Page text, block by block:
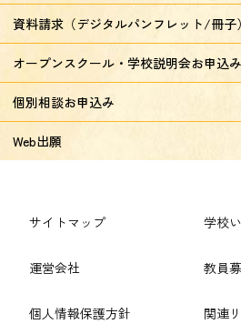
資料請求（デジタルパンフレット/冊子）
オープンスクール・学校説明会お申込み
個別相談お申込み
Web出願
サイトマップ
運営会社
個人情報保護方針
学校
教員
関連